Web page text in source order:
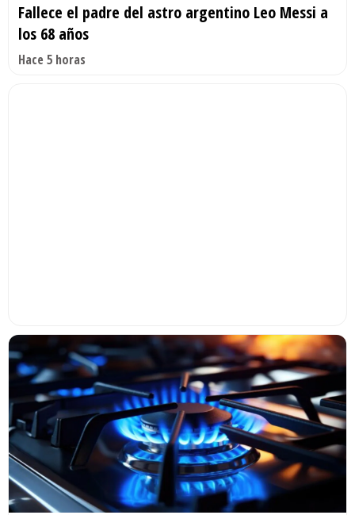
Fallece el padre del astro argentino Leo Messi a
los 68 años
Hace 5 horas